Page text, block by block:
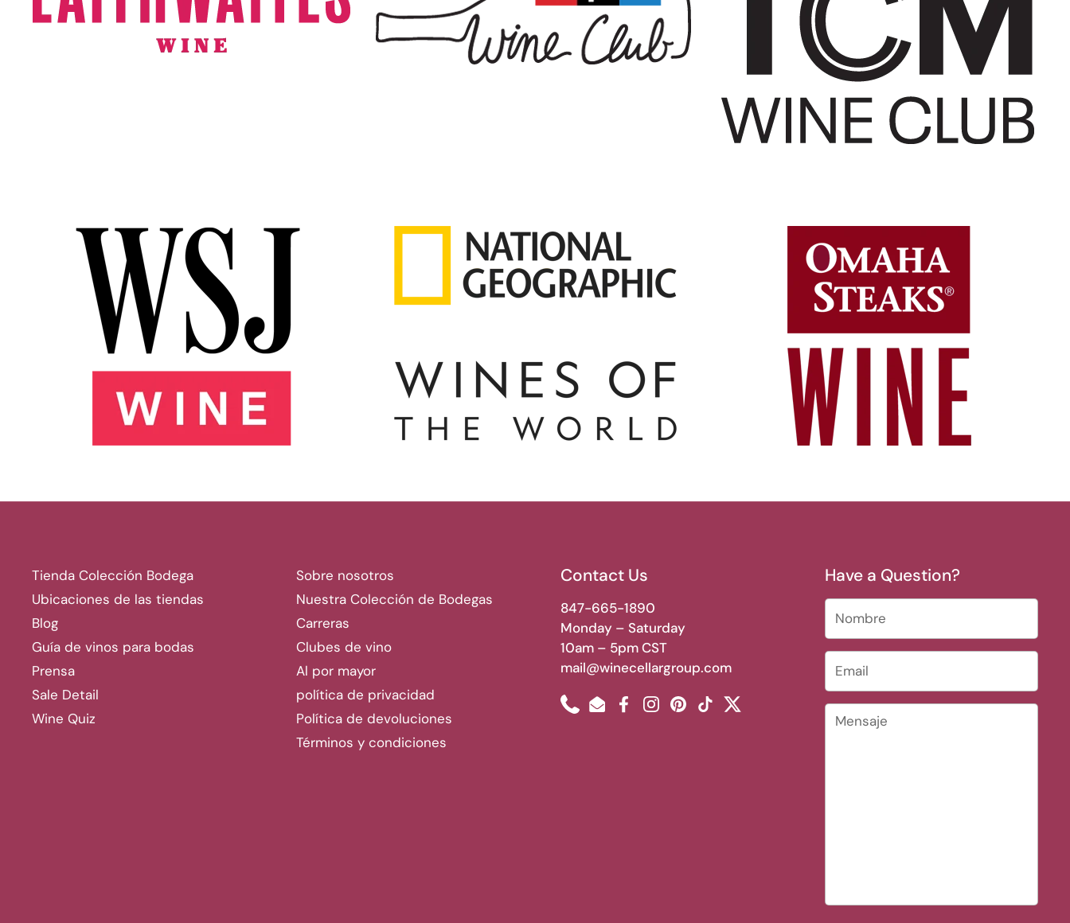
Tienda Colección Bodega
Ubicaciones de las tiendas
Blog
Guía de vinos para bodas
Prensa
Sale Detail
Wine Quiz
Sobre nosotros
Nuestra Colección de Bodegas
Carreras
Clubes de vino
Al por mayor
política de privacidad
Política de devoluciones
Términos y condiciones
Contact Us
847-665-1890
Monday – Saturday
10am – 5pm CST
mail@winecellargroup.com
PhoneEmailFacebook
Instagram
Pinterest
TikTokTwitter
Have a Question?
Mensaje